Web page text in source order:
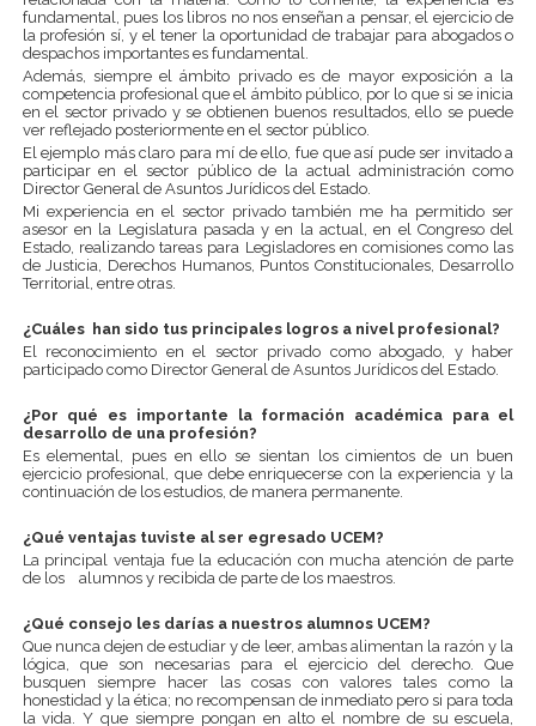
fundamental, pues los libros no nos enseñan a pensar, el ejercicio de
la profesión sí, y el tener la oportunidad de trabajar para abogados o
despachos importantes es fundamental.
Además, siempre el ámbito privado es de mayor exposición a la
competencia profesional que el ámbito público, por lo que si se inicia
en el sector privado y se obtienen buenos resultados, ello se puede
ver reflejado posteriormente en el sector público.
El ejemplo más claro para mí de ello, fue que así pude ser invitado a
participar en el sector público de la actual administración como
Director General de Asuntos Jurídicos del Estado.
Mi experiencia en el sector privado también me ha permitido ser
asesor en la Legislatura pasada y en la actual, en el Congreso del
Estado, realizando tareas para Legisladores en comisiones como las
de Justicia, Derechos Humanos, Puntos Constitucionales, Desarrollo
Territorial, entre otras.
¿Cuáles han sido tus principales logros a nivel profesional?
El reconocimiento en el sector privado como abogado, y haber
participado como Director General de Asuntos Jurídicos del Estado.
¿Por qué es importante la formación académica para el
desarrollo de una profesión?
Es elemental, pues en ello se sientan los cimientos de un buen
ejercicio profesional, que debe enriquecerse con la experiencia y la
continuación de los estudios, de manera permanente.
¿Qué ventajas tuviste al ser egresado UCEM?
La principal ventaja fue la educación con mucha atención de parte
de los alumnos y recibida de parte de los maestros.
¿Qué consejo les darías a nuestros alumnos UCEM?
Que nunca dejen de estudiar y de leer, ambas alimentan la razón y la
lógica, que son necesarias para el ejercicio del derecho. Que
busquen siempre hacer las cosas con valores tales como la
honestidad y la ética; no recompensan de inmediato pero si para toda
la vida. Y que siempre pongan en alto el nombre de su escuela,